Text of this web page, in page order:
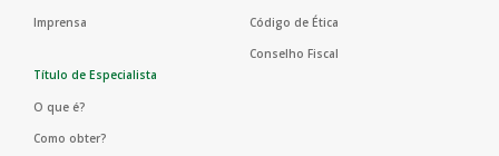
Imprensa
Código de Ética
Conselho Fiscal
Título de Especialista
O que é?
Como obter?